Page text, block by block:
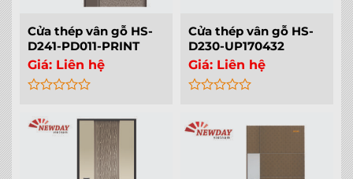
Cửa thép vân gỗ HS-
D241-PD011-PRINT
Giá: Liên hệ
out
Cửa thép vân gỗ HS-
D230-UP170432
Giá: Liên hệ
out
of